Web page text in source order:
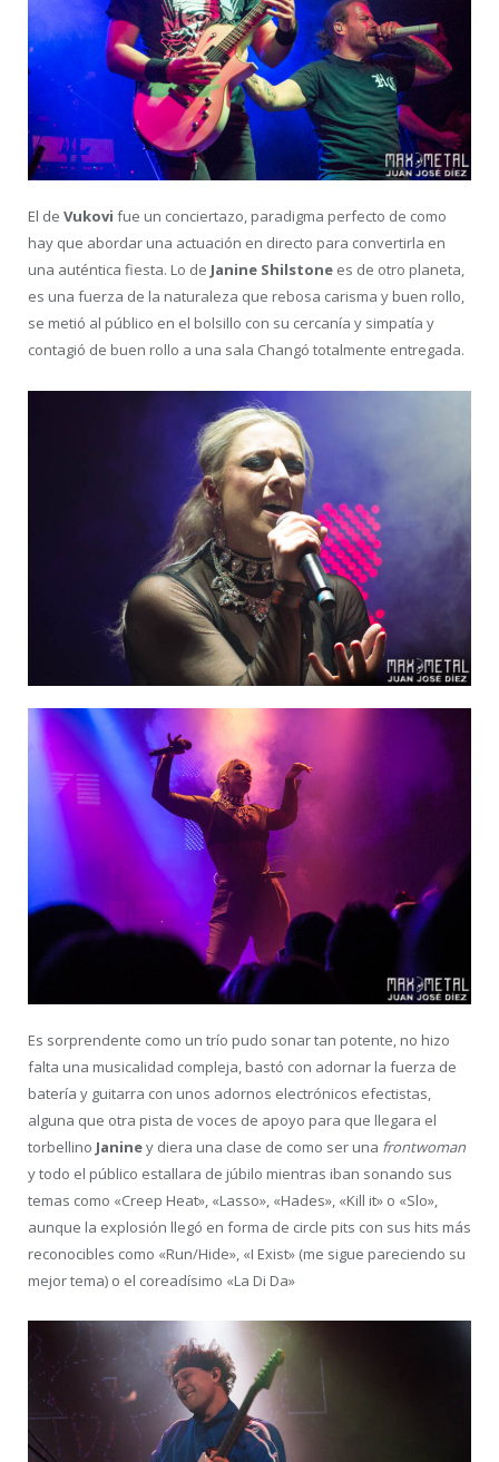
El de Vukovi fue un conciertazo, paradigma perfecto de como
hay que abordar una actuación en directo para convertirla en
una auténtica fiesta. Lo de Janine Shilstone es de otro planeta,
es una fuerza de la naturaleza que rebosa carisma y buen rollo,
se metió al público en el bolsillo con su cercanía y simpatía y
contagió de buen rollo a una sala Changó totalmente entregada.
Es sorprendente como un trío pudo sonar tan potente, no hizo
falta una musicalidad compleja, bastó con adornar la fuerza de
batería y guitarra con unos adornos electrónicos efectistas,
alguna que otra pista de voces de apoyo para que llegara el
torbellino Janiney diera una clase de como ser una frontwoman
y todo el público estallara de júbilo mientras iban sonando sus
temas como «Creep Heat», «Lasso», «Hades», «Kill it» o «Slo»,
aunque la explosión llegó en forma de circle pits con sus hits más
reconocibles como «Run/Hide», «I Exist» (me sigue pareciendo su
mejor tema) o el coreadísimo «La Di Da»